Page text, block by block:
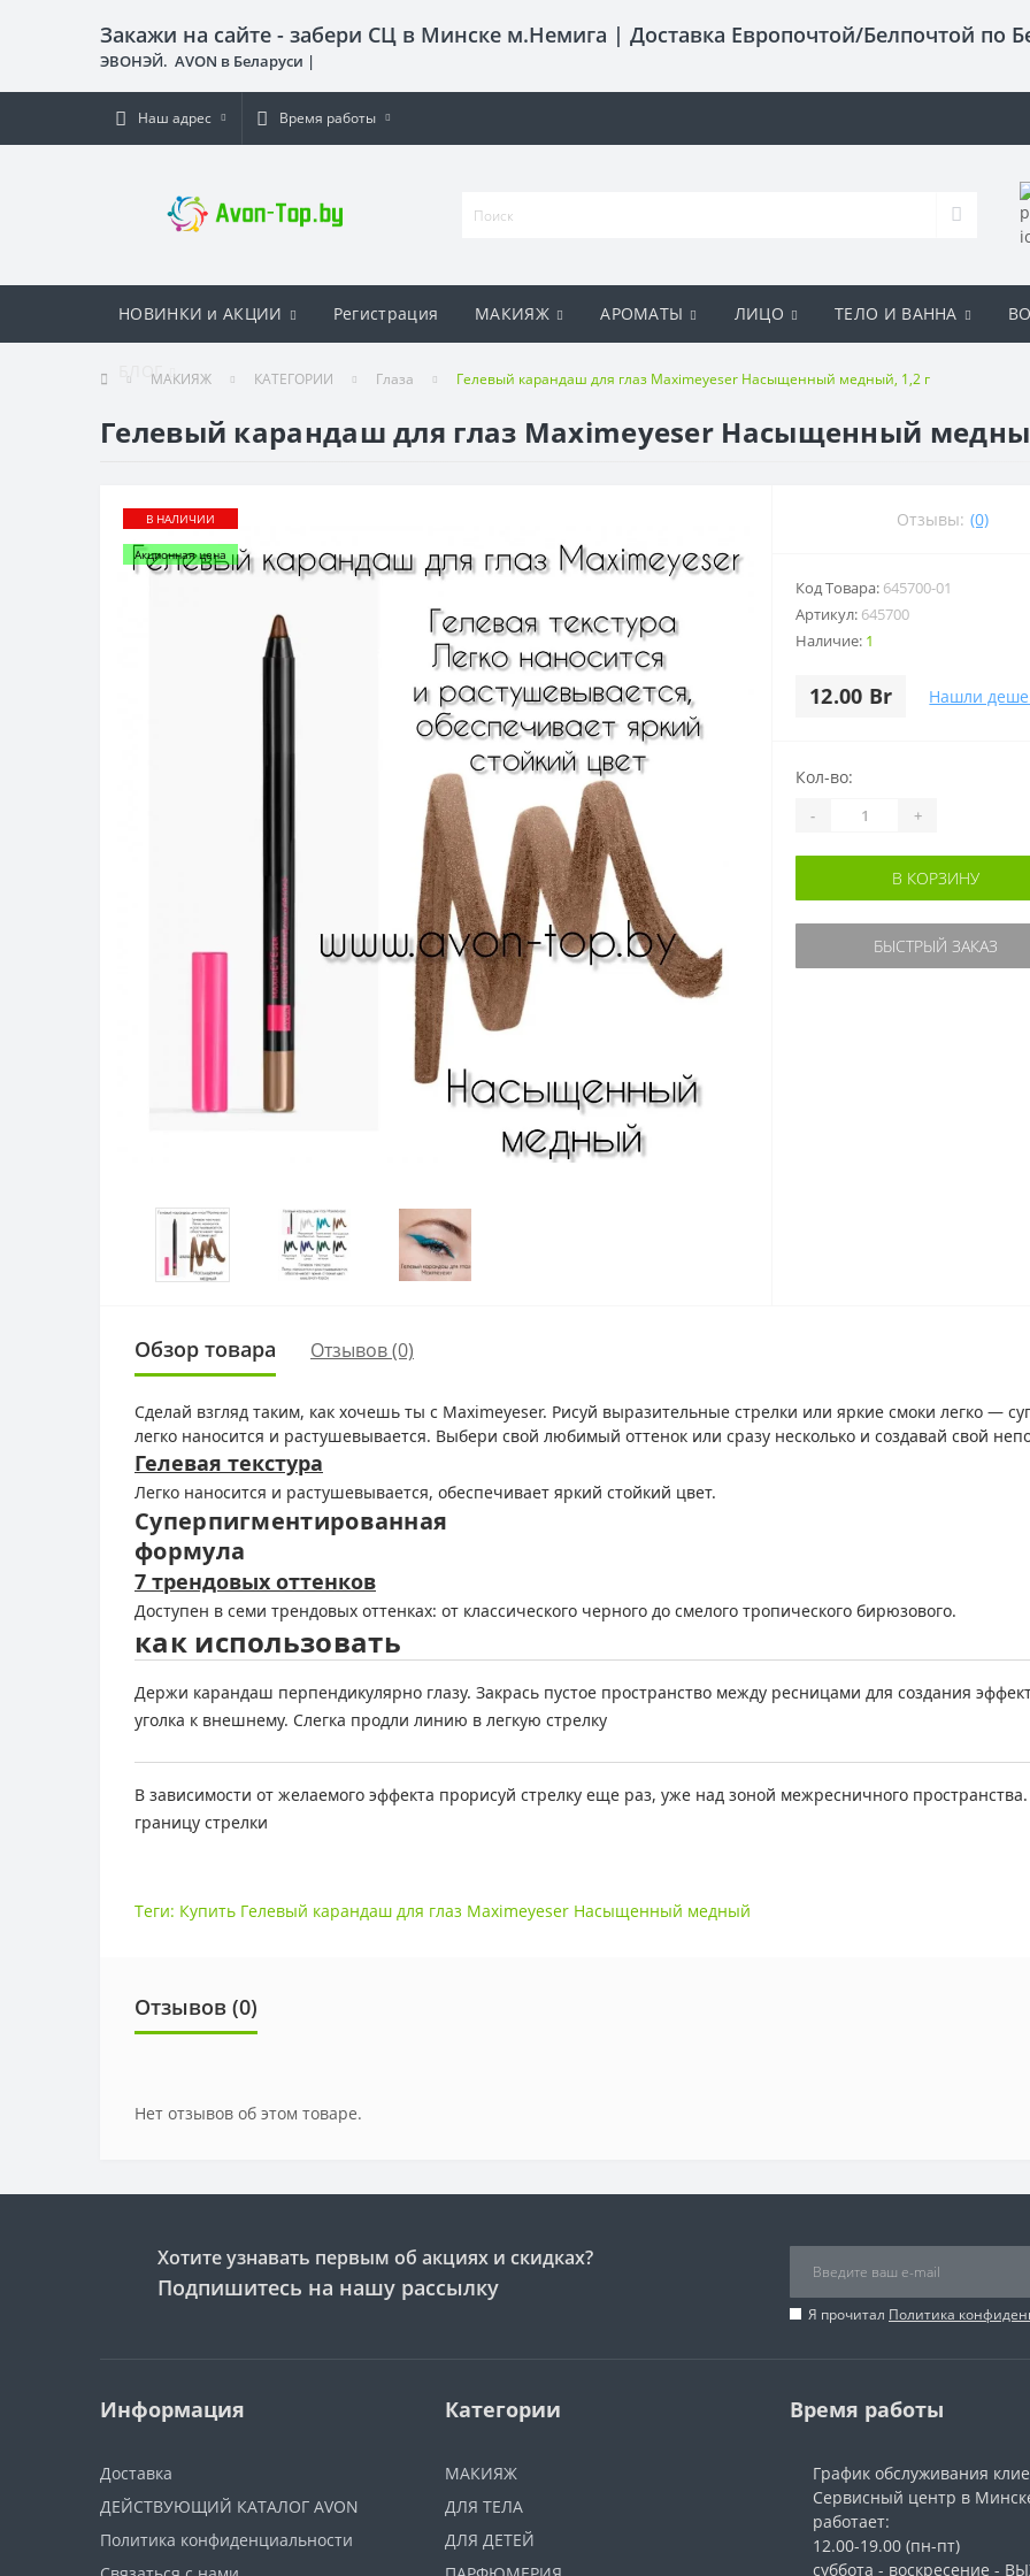
Закажи на сайте - забери СЦ в Минске м.Немига | Доставка Европочтой/Белпочтой по
ЭВОНЭЙ. AVON в Беларуси |
Наш адрес Время работы
НОВИНКИ и АКЦИИ Регистрация МАКИЯЖ АРОМАТЫ ЛИЦО ТЕЛО И ВАННА
БЛОГМАКИЯЖ КАТЕГОРИИ Глаза Гелевый карандаш для глаз Maximeyeser Насыщенный медный, 1,2 г
Гелевый карандаш для глаз Maximeyeser Насыщенный
В НАЛИЧИИ
Акционная цена
Отзывы: (0)
Код Товара: 645700-01
Артикул: 645700
Наличие: 1
12.00 Br Нашли
Кол-во:
- +
В КОРЗИНУ
БЫСТРЫЙ ЗАКАЗ
Обзор товара Отзывов (0)
Сделай взгляд таким, как хочешь ты с Maximeyeser. Рисуй выразительные стрелки или яркие смоки легко —
легко наносится и растушевывается. Выбери свой любимый оттенок или сразу несколько и создавай свой
Гелевая текстура
Легко наносится и растушевывается, обеспечивает яркий стойкий цвет.
Cуперпигментированная
формула
7 трендовых оттенков
Доступен в семи трендовых оттенках: от классического черного до смелого тропического бирюзового.
как использовать
Держи карандаш перпендикулярно глазу. Закрась пустое пространство между ресницами для создания
уголка к внешнему. Слегка продли линию в легкую стрелку
В зависимости от желаемого эффекта прорисуй стрелку еще раз, уже над зоной межресничного
границу стрелки
Теги: Купить Гелевый карандаш для глаз Maximeyeser Насыщенный медный
Отзывов (0)
Нет отзывов об этом товаре.
Хотите узнавать первым об акциях и скидках?
Подпишитесь на нашу рассылку
Я прочитал Политика
Информация
Доставка
ДЕЙСТВУЮЩИЙ КАТАЛОГ AVON
Политика конфиденциальности
Категории
МАКИЯЖ
ДЛЯ ТЕЛА
ДЛЯ ДЕТЕЙ
Время работы
График обслуживания
Сервисный центр в
работает:
12.00-19.00 (пн-пт)
суббота - воскресение -